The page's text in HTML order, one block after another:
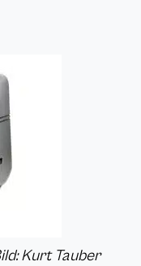
Kurt Tauber